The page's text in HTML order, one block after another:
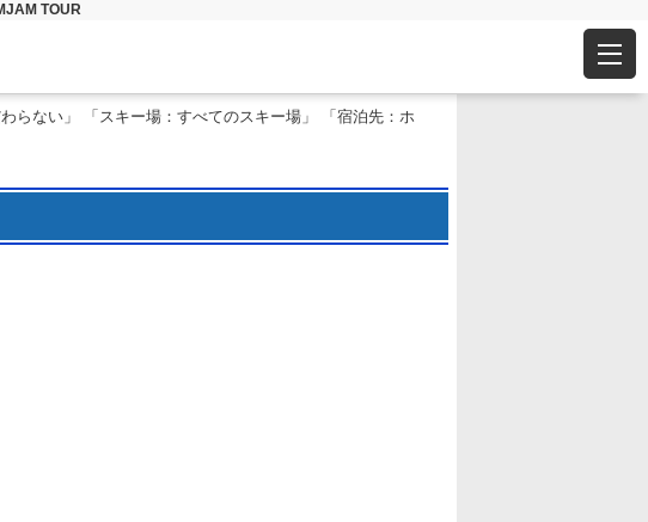
TOUR
らない」 「スキー場：すべてのスキー場」 「宿泊先：ホ